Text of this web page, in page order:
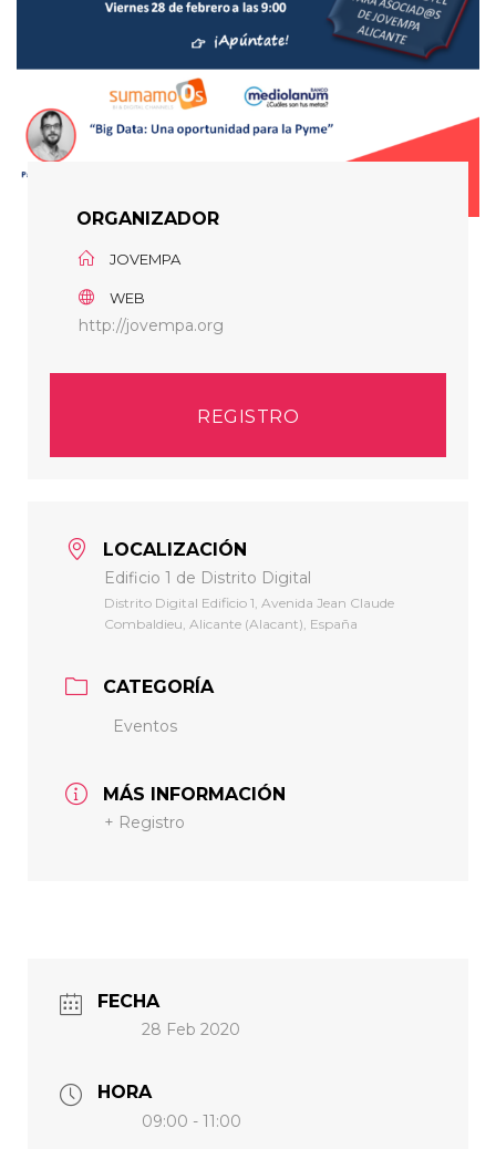
ORGANIZADOR
JOVEMPA
WEB
http://jovempa.org
REGISTRO
LOCALIZACIÓN
Edificio 1 de Distrito Digital
Distrito Digital Edificio 1, Avenida Jean Claude
Combaldieu, Alicante (Alacant), España
CATEGORÍA
Eventos
MÁS INFORMACIÓN
+ Registro
FECHA
28 Feb 2020
HORA
09:00 - 11:00